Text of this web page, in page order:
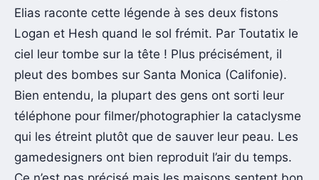
Elias raconte cette légende à ses deux fistons
Logan et Hesh quand le sol frémit. Par Toutatix le
ciel leur tombe sur la tête ! Plus précisément, il
pleut des bombes sur Santa Monica (Califonie).
Bien entendu, la plupart des gens ont sorti leur
téléphone pour filmer/photographier la cataclysme
qui les étreint plutôt que de sauver leur peau. Les
gamedesigners ont bien reproduit l’air du temps.